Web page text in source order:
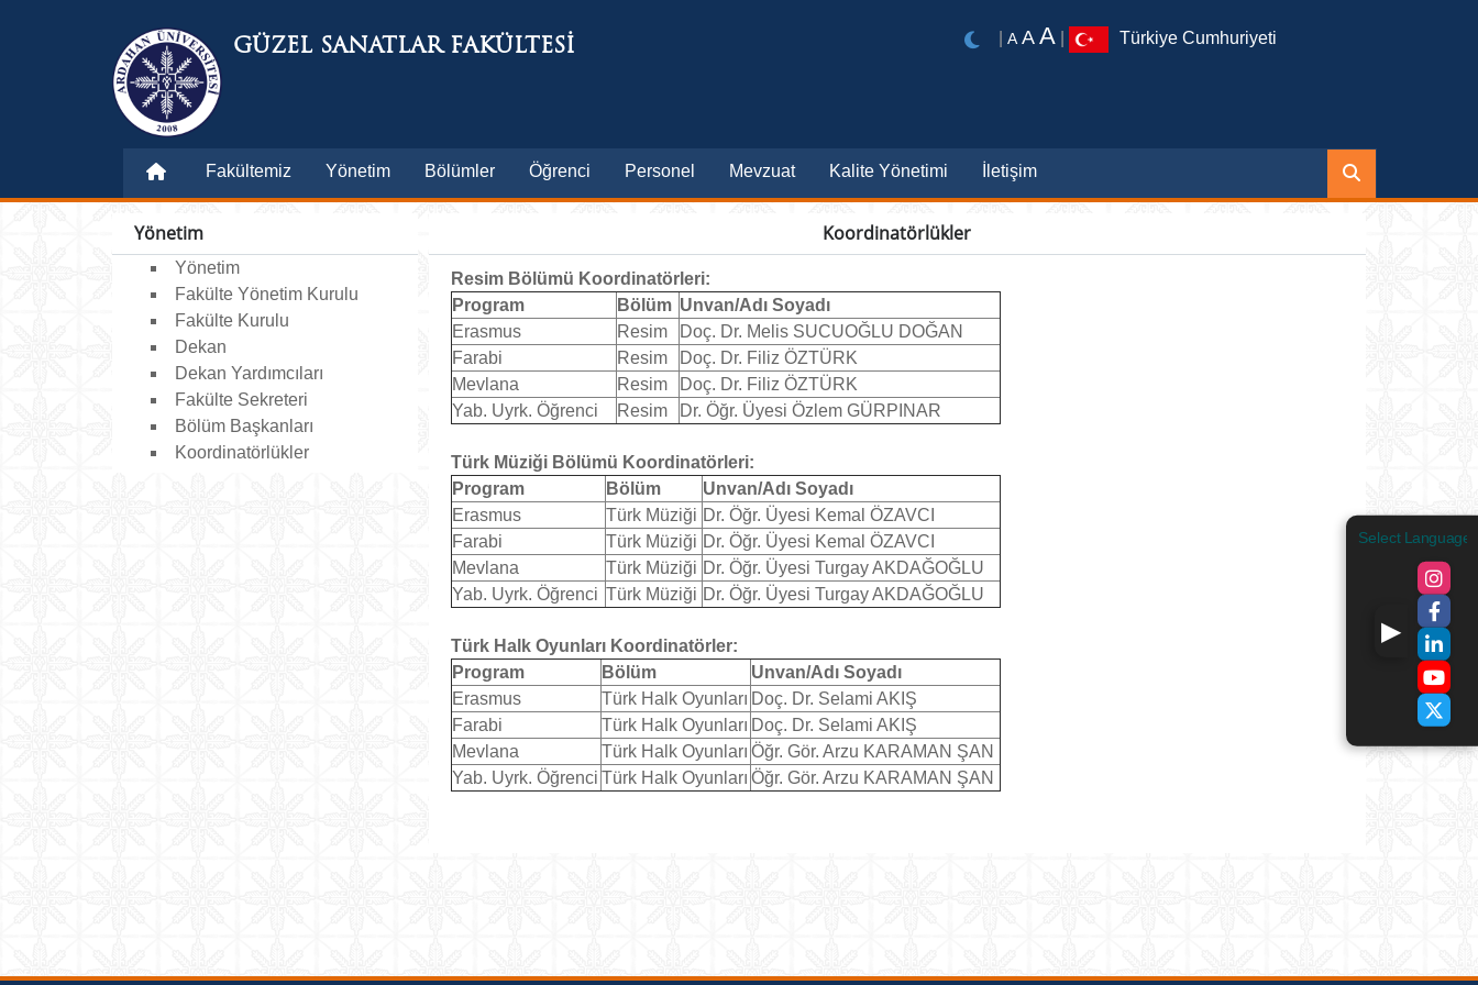
GÜZEL SANATLAR FAKÜLTESİ A A A Türkiye Cumhuriyeti
Fakültemiz Yönetim Bölümler Öğrenci Personel Mevzuat Kalite Yönetimi İletişim
Yönetim
Yönetim
Fakülte Yönetim Kurulu
Fakülte Kurulu
Dekan
Dekan Yardımcıları
Fakülte Sekreteri
Bölüm Başkanları
Koordinatörlükler
Koordinatörlükler
Resim Bölümü Koordinatörleri:
Program
Bölüm Unvan/Adı Soyadı
Erasmus
Resim
Doç. Dr. Melis SUCUOĞLU DOĞAN
Farabi
Resim
Doç. Dr. Filiz ÖZTÜRK
Mevlana
Resim
Doç. Dr. Filiz ÖZTÜRK
Yab. Uyrk. Öğrenci
Resim Dr. Öğr. Üyesi Özlem GÜRPINAR
Türk Müziği Bölümü Koordinatörleri:
Program
Bölüm
Unvan/Adı Soyadı
Erasmus
Türk Müziği Dr. Öğr. Üyesi Kemal ÖZAVCI
Farabi
Türk Müziği Dr. Öğr. Üyesi Kemal ÖZAVCI
Mevlana
Türk Müziği Dr. Öğr. Üyesi Turgay AKDAĞOĞLU
Yab. Uyrk. Öğrenci Türk Müziği Dr. Öğr. Üyesi Turgay AKDAĞOĞLU
Türk Halk Oyunları Koordinatörler:
Program
Bölüm
Unvan/Adı Soyadı
Erasmus
Türk Halk Oyunları Doç. Dr. Selami AKIŞ
Farabi
Türk Halk Oyunları Doç. Dr. Selami AKIŞ
Mevlana
Türk Halk Oyunları Öğr. Gör. Arzu KARAMAN ŞAN
Yab. Uyrk. Öğrenci Türk Halk Oyunları Öğr. Gör. Arzu KARAMAN ŞAN
Select Language